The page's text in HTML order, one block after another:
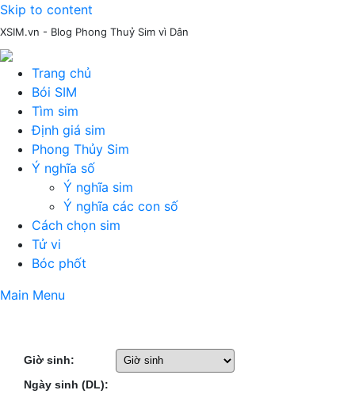
Skip to content
XSIM.vn - Blog Phong Thuỷ Sim vì Dân
Trang chủ
Bói SIM
Tìm sim
Định giá sim
Phong Thủy Sim
Ý nghĩa số
Ý nghĩa sim
Ý nghĩa các con số
Cách chọn sim
Tử vi
Bóc phốt
Main Menu
Giờ sinh:
Ngày sinh (DL):